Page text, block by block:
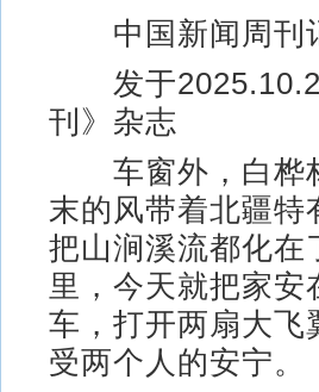
中国新闻周刊
发于
刊》杂志
车窗外，白桦
末的风带着北疆
把山涧溪流都化在
里，今天就把家安
车，打开两扇大飞
受两个人的安宁。